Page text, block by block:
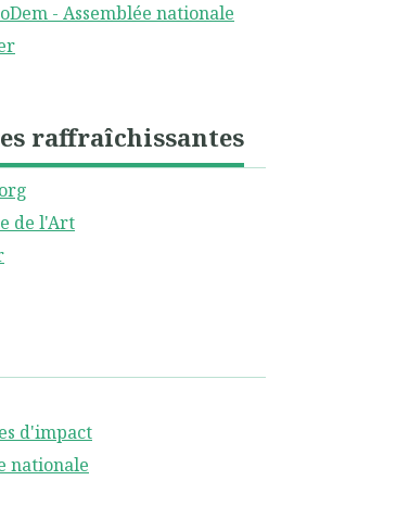
- Assemblée nationale
raffraîchissantes
de l'Art
d'impact
nationale